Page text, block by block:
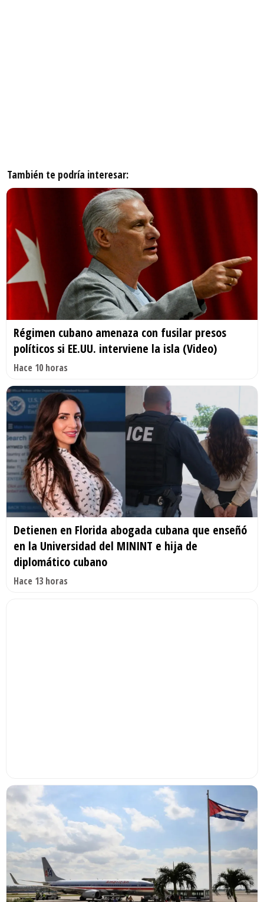
También te podría interesar:
Régimen cubano amenaza con fusilar presos
políticos si EE.UU. interviene la isla (Video)
Hace 10 horas
Detienen en Florida abogada cubana que enseñó
en la Universidad del MININT e hija de
diplomático cubano
Hace 13 horas